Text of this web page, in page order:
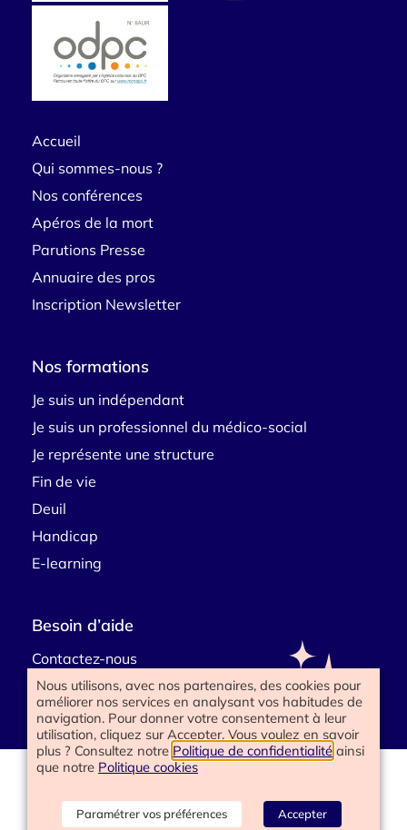
Accueil
Qui sommes-nous ?
Nos conférences
Apéros de la mort
Parutions Presse
Annuaire des pros
Inscription Newsletter
Nos formations
Je suis un indépendant
Je suis un professionnel du médico-social
Je représente une structure
Fin de vie
Deuil
Handicap
E-learning
Besoin d’aide
Contactez-nous
www.happyend.life 2025
Politique de confidentialité
Mentions légales
Nous utilisons, avec nos partenaires, des cookies pour
améliorer nos services en analysant vos habitudes de
navigation. Pour donner votre consentement à leur
utilisation, cliquez sur Accepter. Vous voulez en savoir
plus ? Consultez notre Politique de confidentialité ainsi
que notre Politique cookies
Paramétrer vos préférences Accepter